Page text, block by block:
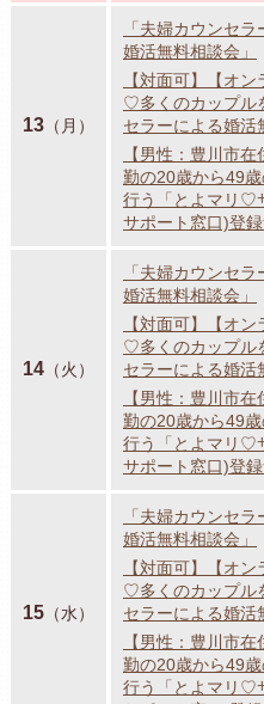
13（月）
「夫婦カウンセ
婚活無料相談会」
【対面可】【オ
♡多くのカップル
セラーによる婚活
【男性：豊川市
勤の20歳から49
行う「とよマリ♡
サポート窓口)登
14（火）
「夫婦カウンセ
婚活無料相談会」
【対面可】【オ
♡多くのカップル
セラーによる婚活
【男性：豊川市
勤の20歳から49
行う「とよマリ♡
サポート窓口)登
15（水）
「夫婦カウンセ
婚活無料相談会」
【対面可】【オ
♡多くのカップル
セラーによる婚活
【男性：豊川市
勤の20歳から49
行う「とよマリ♡